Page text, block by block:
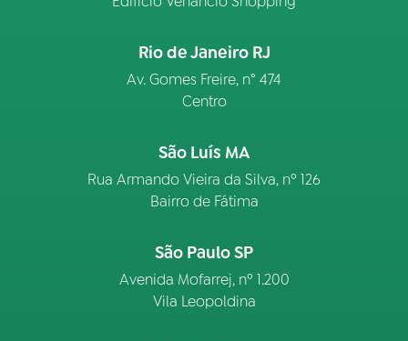
Rio de Janeiro RJ
Av. Gomes Freire, n° 474
Centro
São Luís MA
Rua Armando Vieira da Silva, nº 126
Bairro de Fátima
São Paulo SP
Avenida Mofarrej, nº 1.200
Vila Leopoldina